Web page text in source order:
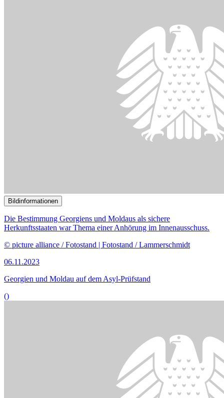
Bildinformationen
Die Bestimmung Georgiens und Moldaus als sichere
Herkunftsstaaten war Thema einer Anhörung im Innenausschuss.
© picture alliance / Fotostand | Fotostand / Lammerschmidt
06.11.2023
Georgien und Moldau auf dem Asyl-Prüfstand
()